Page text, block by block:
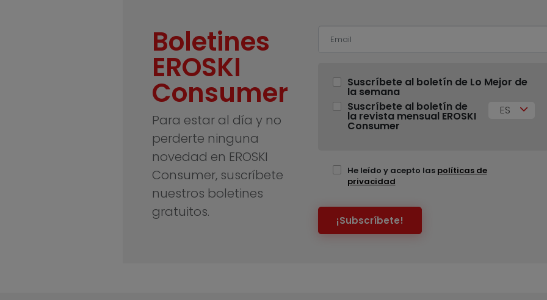
Boletines
EROSKI
Consumer
Para estar al día y no
perderte ninguna
novedad en EROSKI
Consumer, suscríbete
nuestros boletines
gratuitos.
Suscríbete al boletín de Lo Mejor de
la semana
Suscríbete al boletín de
la revista mensual EROSKI
Consumer
ES
He leído y acepto las políticas de
privacidad
¡Subscríbete!